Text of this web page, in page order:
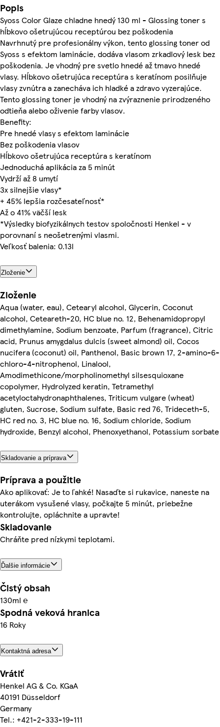
Popis
Syoss Color Glaze chladne hnedý 130 ml - Glossing toner s
hĺbkovo ošetrujúcou receptúrou bez poškodenia
Navrhnutý pre profesionálny výkon, tento glossing toner od
Syoss s efektom laminácie, dodáva vlasom zrkadlový lesk bez
poškodenia. Je vhodný pre svetlo hnedé až tmavo hnedé
vlasy. Hĺbkovo ošetrujúca receptúra s keratínom posilňuje
vlasy zvnútra a zanecháva ich hladké a zdravo vyzerajúce.
Tento glossing toner je vhodný na zvýraznenie prirodzeného
odtieňa alebo oživenie farby vlasov.
Benefity:
Pre hnedé vlasy s efektom laminácie
Bez poškodenia vlasov
Hĺbkovo ošetrujúca receptúra s keratínom
Jednoduchá aplikácia za 5 minút
Vydrží až 8 umytí
3x silnejšie vlasy*
+ 45% lepšia rozčesateľnosť*
Až o 41% väčší lesk
*Výsledky biofyzikálnych testov spoločnosti Henkel - v
porovnaní s neošetrenými vlasmi.
Veľkosť balenia: 0.13l
Zloženie
Zloženie
Aqua (water, eau), Cetearyl alcohol, Glycerin, Coconut
alcohol, Ceteareth-20, HC blue no. 12, Behenamidopropyl
dimethylamine, Sodium benzoate, Parfum (fragrance), Citric
acid, Prunus amygdalus dulcis (sweet almond) oil, Cocos
nucifera (coconut) oil, Panthenol, Basic brown 17, 2-amino-6-
chloro-4-nitrophenol, Linalool,
Amodimethicone/morpholinomethyl silsesquioxane
copolymer, Hydrolyzed keratin, Tetramethyl
acetyloctahydronaphthalenes, Triticum vulgare (wheat)
gluten, Sucrose, Sodium sulfate, Basic red 76, Trideceth-5,
HC red no. 3, HC blue no. 16, Sodium chloride, Sodium
hydroxide, Benzyl alcohol, Phenoxyethanol, Potassium sorbate
Skladovanie a príprava
Príprava a použitie
Ako aplikovať: Je to ľahké! Nasaďte si rukavice, naneste na
uterákom vysušené vlasy, počkajte 5 minút, priebežne
kontrolujte, opláchnite a upravte!
Skladovanie
Chráňte pred nízkymi teplotami.
Ďalšie informácie
Čistý obsah
130ml ℮
Spodná veková hranica
16 Roky
Kontaktná adresa
Vrátiť
Henkel AG & Co. KGaA
40191 Düsseldorf
Germany
Tel.: +421-2-333-19-111